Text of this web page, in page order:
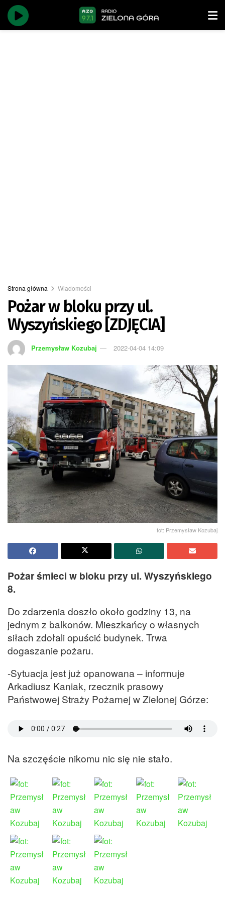
Strona główna Wiadomości
Pożar w bloku przy ul.
Wyszyńskiego [ZDJĘCIA]
Przemysław Kozubaj 2022-04-04 14:09
fot: Przemysław Kozubaj
Pożar śmieci w bloku przy ul. Wyszyńskiego
8.
Do zdarzenia doszło około godziny 13, na
jednym z balkonów. Mieszkańcy o własnych
siłach zdołali opuścić budynek. Trwa
dogaszanie pożaru.
-Sytuacja jest już opanowana – informuje
Arkadiusz Kaniak, rzecznik prasowy
Państwowej Straży Pożarnej w Zielonej Górze:
Na szczęście nikomu nic się nie stało.